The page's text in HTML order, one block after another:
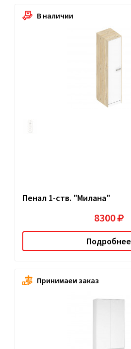
В наличии
Пенал 1-ств. "Милана"
8300
Подробнее
Принимаем заказ